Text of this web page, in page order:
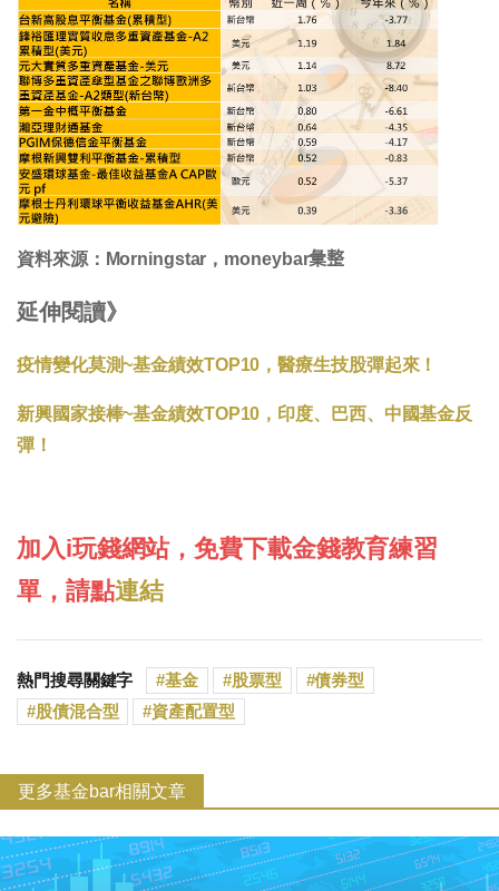
資料來源：Morningstar，moneybar𢑥整
延伸閱讀》
疫情變化莫測~基金績效TOP10，醫療生技股彈起來！
新興國家接棒~基金績效TOP10，印度、巴西、中國基金反
彈！
加入i玩錢網站，免費下載金錢教育練習
單，請點連結
熱門搜尋關鍵字 基金 股票型
債券型
股債混合型
資產配置型
更多基金bar相關文章